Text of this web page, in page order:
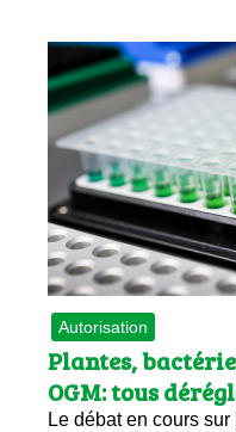
Autorisation
Plantes,
OGM: tous
Le débat en cours